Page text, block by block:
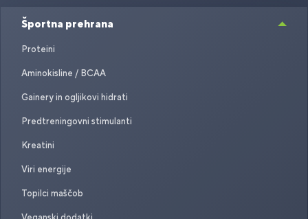
Športna prehrana
Proteini
Aminokisline / BCAA
Gainery in ogljikovi hidrati
Predtreningovni stimulanti
Kreatini
Viri energije
Topilci maščob